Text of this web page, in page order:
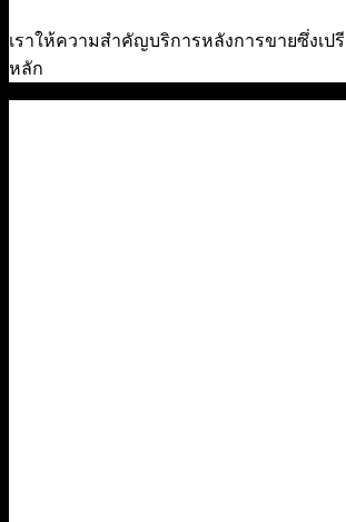
เราให้ความสำคัญบริการหลังการขายซึ่งเป
หลัก